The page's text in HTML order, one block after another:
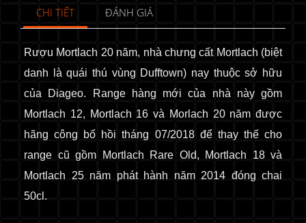
CHI TIẾT ĐÁNH GIÁ
Rượu Mortlach 20 năm, nhà chưng cất Mortlach (biệt
danh là quái thú vùng Dufftown) nay thuộc sở hữu
của Diageo. Range hàng mới của nhà này gồm
Mortlach 12, Mortlach 16 và Morlach 20 năm được
hãng công bố hồi tháng 07/2018 để thay thế cho
range cũ gồm Mortlach Rare Old, Mortlach 18 và
Mortlach 25 năm phát hành năm 2014 đóng chai
50cl.